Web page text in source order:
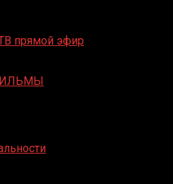
прямой эфир